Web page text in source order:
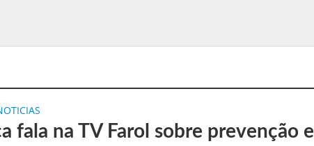
das Rodadas” focado em multiplicadores
sementes e destaca parceria estratégica com Raquel Lyra e Marconi Santana
fala na TV Farol sobre prevenção e